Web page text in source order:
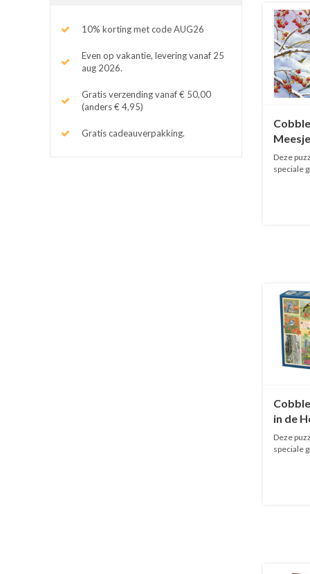
10% korting met code AUG26
Even op vakantie, levering vanaf 25
aug 2026.
Gratis verzending vanaf € 50,00
(anders € 4,95)
Gratis cadeauverpakking.
stukjes
Deze
speciale
in de
stukjes
Deze
speciale